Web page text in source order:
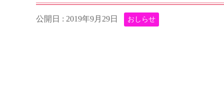
公開日 : 2019年9月29日 おしらせ